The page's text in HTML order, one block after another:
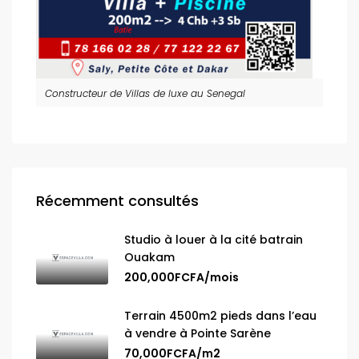
Constructeur de Villas de luxe au Senegal
Récemment consultés
Studio à louer à la cité batrain
Ouakam
200,000FCFA/mois
Terrain 4500m2 pieds dans l’eau
à vendre à Pointe Sarène
70,000FCFA/m2